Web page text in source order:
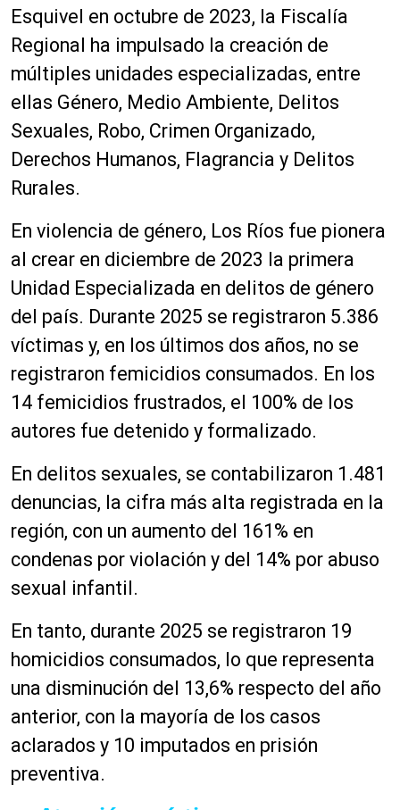
Esquivel en octubre de 2023, la Fiscalía
Regional ha impulsado la creación de
múltiples unidades especializadas, entre
ellas Género, Medio Ambiente, Delitos
Sexuales, Robo, Crimen Organizado,
Derechos Humanos, Flagrancia y Delitos
Rurales.
En violencia de género, Los Ríos fue pionera
al crear en diciembre de 2023 la primera
Unidad Especializada en delitos de género
del país. Durante 2025 se registraron 5.386
víctimas y, en los últimos dos años, no se
registraron femicidios consumados. En los
14 femicidios frustrados, el 100% de los
autores fue detenido y formalizado.
En delitos sexuales, se contabilizaron 1.481
denuncias, la cifra más alta registrada en la
región, con un aumento del 161% en
condenas por violación y del 14% por abuso
sexual infantil.
En tanto, durante 2025 se registraron 19
homicidios consumados, lo que representa
una disminución del 13,6% respecto del año
anterior, con la mayoría de los casos
aclarados y 10 imputados en prisión
preventiva.